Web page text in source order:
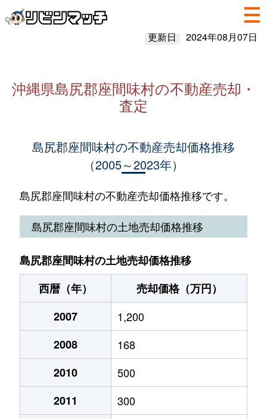
更新日 2024年08月07日
沖縄県島尻郡座間味村の不動産売却・
査定
島尻郡座間味村の不動産売却価格推移
（2005～2023年）
島尻郡座間味村の不動産売却価格推移です。
島尻郡座間味村の土地売却価格推移
島尻郡座間味村の土地売却価格推移
西暦（年）
売却価格（万円）
2007
1,200
2008
168
2010
500
2011
300